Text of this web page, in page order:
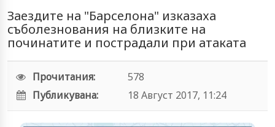
Заездите на "Барселона" изказаха
съболезнования на близките на
починатите и пострадали при атаката
Прочитания:
578
Публикувана:
18 Август 2017, 11:24